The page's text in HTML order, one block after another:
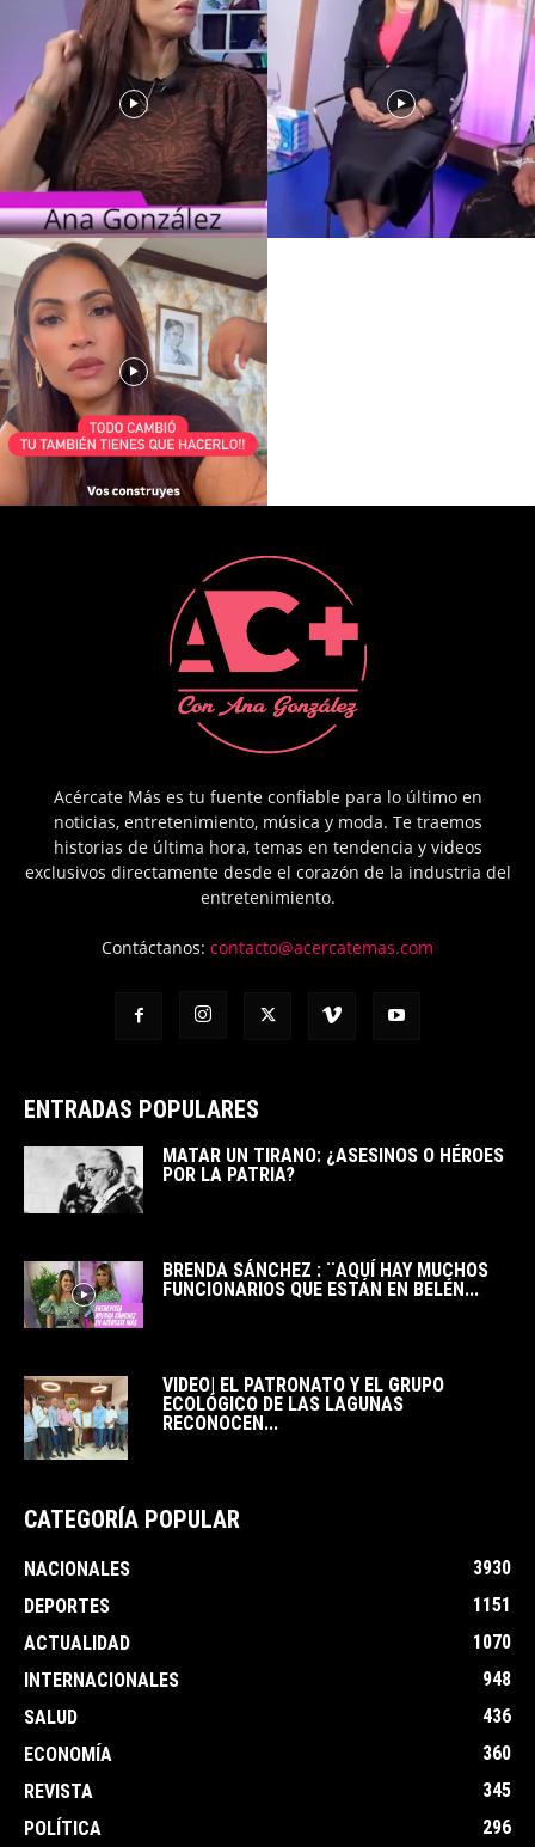
Acércate Más es tu fuente confiable para lo último en
noticias, entretenimiento, música y moda. Te traemos
historias de última hora, temas en tendencia y videos
exclusivos directamente desde el corazón de la industria del
entretenimiento.
Contáctanos: contacto@acercatemas.com
ENTRADAS POPULARES
MATAR UN TIRANO: ¿ASESINOS O HÉROES
POR LA PATRIA?
BRENDA SÁNCHEZ : ¨AQUÍ HAY MUCHOS
FUNCIONARIOS QUE ESTÁN EN BELÉN...
VIDEO| EL PATRONATO Y EL GRUPO
ECOLÓGICO DE LAS LAGUNAS
RECONOCEN...
CATEGORÍA POPULAR
NACIONALES
3930
DEPORTES
1151
ACTUALIDAD
1070
INTERNACIONALES
948
SALUD
436
ECONOMÍA
360
REVISTA
345
POLÍTICA
296